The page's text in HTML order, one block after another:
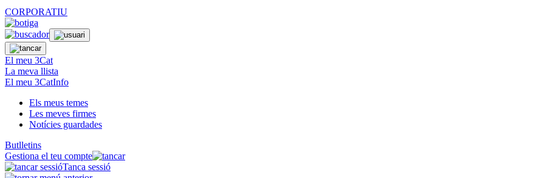
CORPORATIU
El meu 3Cat
La meva llista
El meu 3CatInfo
Els meus temes
Les meves firmes
Notícies guardades
Butlletins
Gestiona el teu compte
Tanca sessió